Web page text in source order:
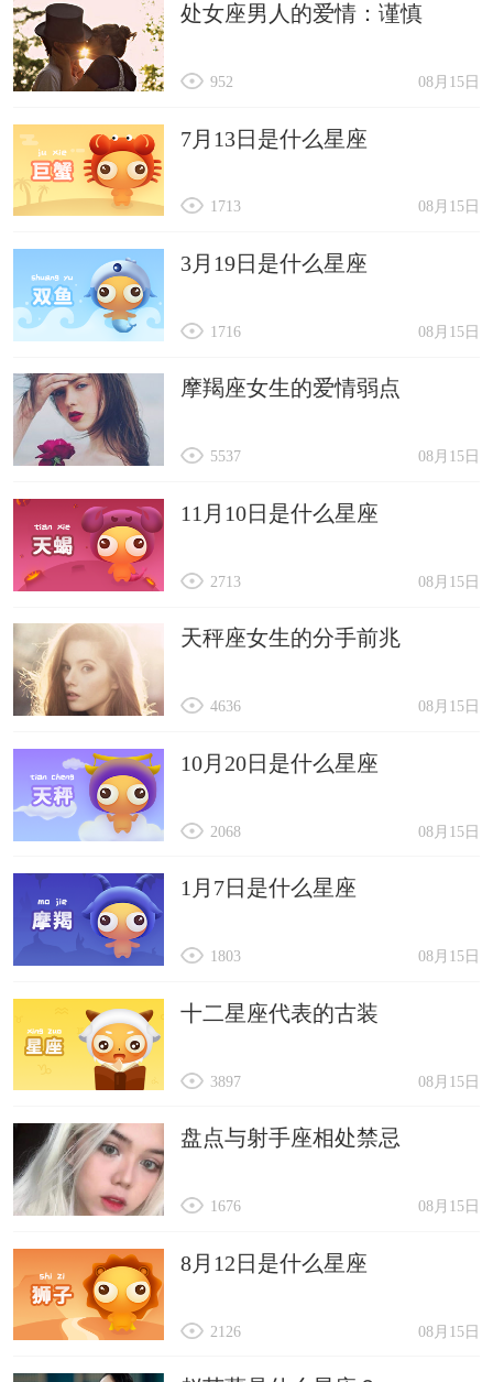
处女座男人的爱情：谨慎
08月15日
952
7月13日是什么星座
08月15日
1713
3月19日是什么星座
08月15日
1716
摩羯座女生的爱情弱点
08月15日
5537
11月10日是什么星座
08月15日
2713
天秤座女生的分手前兆
08月15日
4636
10月20日是什么星座
08月15日
2068
1月7日是什么星座
08月15日
1803
十二星座代表的古装
08月15日
3897
盘点与射手座相处禁忌
08月15日
1676
8月12日是什么星座
08月15日
2126